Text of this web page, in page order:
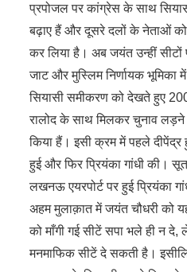
प्रपोजल पर कांग्रेस के साथ
बढ़ाए हैं और दूसरे दलों के नेताओं को
कर लिया है। अब जयंत उन्हीं सीटों
जाट और मुस्लिम निर्णायक भूमिका
सियासी समीकरण को देखते हुए
रालोद के साथ मिलकर चुनाव
किया हैं। इसी क्रम में पहले दीपेंद्र
हुई और फिर प्रियंका गांधी की।
लखनऊ एयरपोर्ट पर हुई प्रियंका
अहम मुलाक़ात में जयंत चौधरी को
को माँगी गई सीटें सपा भले ही न
मनमाफिक सीटें दे सकती है।